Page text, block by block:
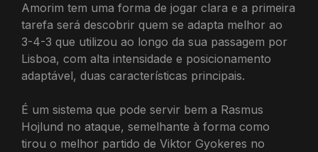
Amorim tem uma forma de jogar clara e a primeira
tarefa será descobrir quem se adapta melhor ao
3-4-3 que utilizou ao longo da sua passagem por
Lisboa, com alta intensidade e posicionamento
adaptável, duas características principais.
É um sistema que pode servir bem a Rasmus
Hojlund no ataque, semelhante à forma como
tirou o melhor partido de Viktor Gyokeres no